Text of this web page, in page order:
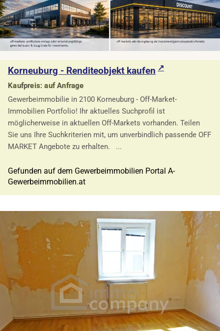
Korneuburg - Renditeobjekt kaufen
Kaufpreis: auf Anfrage
Gewerbeimmobilie in 2100 Korneuburg - Off-Market-
Immobilien Portfolio! Ihr aktuelles Suchprofil ist
möglicherweise in aktuellen Off-Markets vorhanden. Teilen
Sie uns Ihre Suchkriterien mit, um unverbindlich passende OFF
MARKET Angebote zu erhalten. ...
Gefunden auf dem Gewerbeimmobilien Portal A-
Gewerbeimmobilien.at